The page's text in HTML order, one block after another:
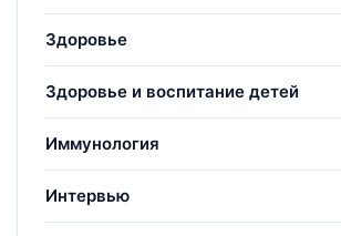
Здоровье
Здоровье и воспитание детей
Иммунология
Интервью